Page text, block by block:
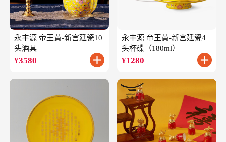
永丰源 帝王黄-新宫廷瓷10
头酒具
¥3580
永丰源 帝王黄-新宫廷瓷4
头杯碟（180ml）
¥1280